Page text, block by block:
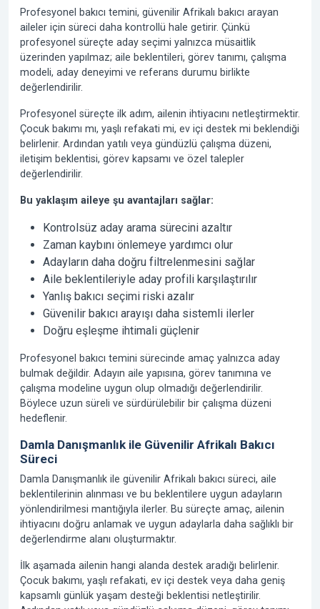
Profesyonel bakıcı temini, güvenilir Afrikalı bakıcı arayan
aileler için süreci daha kontrollü hale getirir. Çünkü
profesyonel süreçte aday seçimi yalnızca müsaitlik
üzerinden yapılmaz; aile beklentileri, görev tanımı, çalışma
modeli, aday deneyimi ve referans durumu birlikte
değerlendirilir.
Profesyonel süreçte ilk adım, ailenin ihtiyacını netleştirmektir.
Çocuk bakımı mı, yaşlı refakati mi, ev içi destek mi beklendiği
belirlenir. Ardından yatılı veya gündüzlü çalışma düzeni,
iletişim beklentisi, görev kapsamı ve özel talepler
değerlendirilir.
Bu yaklaşım aileye şu avantajları sağlar:
Kontrolsüz aday arama sürecini azaltır
Zaman kaybını önlemeye yardımcı olur
Adayların daha doğru filtrelenmesini sağlar
Aile beklentileriyle aday profili karşılaştırılır
Yanlış bakıcı seçimi riski azalır
Güvenilir bakıcı arayışı daha sistemli ilerler
Doğru eşleşme ihtimali güçlenir
Profesyonel bakıcı temini sürecinde amaç yalnızca aday
bulmak değildir. Adayın aile yapısına, görev tanımına ve
çalışma modeline uygun olup olmadığı değerlendirilir.
Böylece uzun süreli ve sürdürülebilir bir çalışma düzeni
hedeflenir.
Damla Danışmanlık ile Güvenilir Afrikalı Bakıcı
Süreci
Damla Danışmanlık ile güvenilir Afrikalı bakıcı süreci, aile
beklentilerinin alınması ve bu beklentilere uygun adayların
yönlendirilmesi mantığıyla ilerler. Bu süreçte amaç, ailenin
ihtiyacını doğru anlamak ve uygun adaylarla daha sağlıklı bir
değerlendirme alanı oluşturmaktır.
İlk aşamada ailenin hangi alanda destek aradığı belirlenir.
Çocuk bakımı, yaşlı refakati, ev içi destek veya daha geniş
kapsamlı günlük yaşam desteği beklentisi netleştirilir.